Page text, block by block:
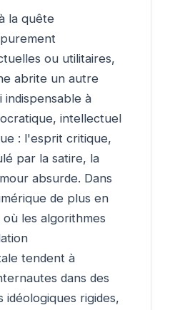
la quête
ou utilitaires,
abrite un autre
indispensable à
intellectuel
: l'esprit critique,
par la satire, la
absurde. Dans
de plus en
les algorithmes
tendent à
dans des
idéologiques rigides,